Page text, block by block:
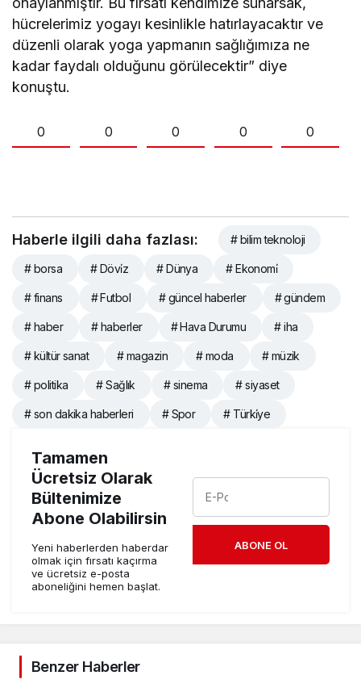
hücrelerimiz yogayı kesinlikle hatırlayacaktır ve
düzenli olarak yoga yapmanın sağlığımıza ne
kadar faydalı olduğunu görülecektir” diye
konuştu.
0 0 0 0 0
Haberle ilgili daha fazlası: # bilim teknoloji
# borsa # Dövi̇z # Dünya # Ekonomi̇
# finans # Futbol # güncel haberler # gündem
# haber # haberler # Hava Durumu # iha
# kültür sanat # magazin # moda # müzik
# politika # Sağlık # sinema # siyaset
# son dakika haberleri # Spor # Türki̇ye
Tamamen
Ücretsiz Olarak
Bültenimize
Abone Olabilirsin
Yeni haberlerden haberdar
olmak için fırsatı kaçırma
ve ücretsiz e-posta
aboneliğini hemen başlat.
ABONE OL
Benzer Haberler